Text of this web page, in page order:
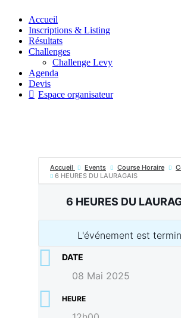
contenu
Accueil
Inscriptions & Listing
Résultats
Challenges
Challenge Levy
Agenda
Devis
Espace organisateur
Accueil Events Course Horaire
6 HEURES DU LAURAGAIS
6 HEURES DU
L'événement est
DATE
08 Mai 2025
HEURE